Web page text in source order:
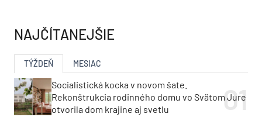
NAJČÍTANEJŠIE
TÝŽDEŇ MESIAC
Socialistická kocka v novom šate.
Rekonštrukcia rodinného domu vo Svätom Jure
otvorila dom krajine aj svetlu